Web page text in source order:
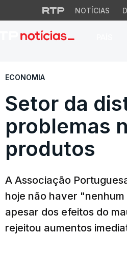
NOTÍCIAS
Setor da
ECONOMIA
Setor da
problemas
produtos
A Associação
hoje não haver
apesar dos efeitos do
rejeitou aumentos